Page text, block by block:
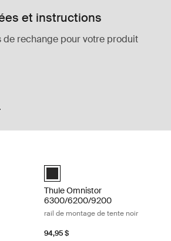
et instructions
de rechange pour votre produit
anthracite (selected)
Thule Omnistor
6300/6200/9200
rail de montage de tente noir
94,95 $